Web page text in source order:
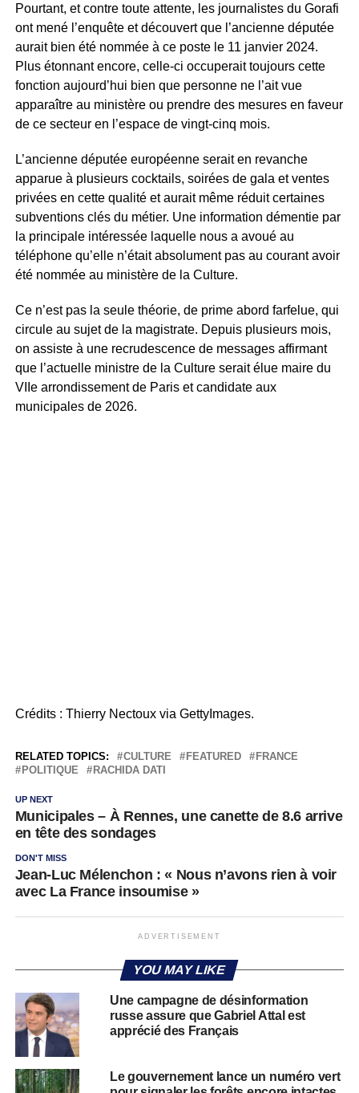
Pourtant, et contre toute attente, les journalistes du Gorafi
ont mené l’enquête et découvert que l’ancienne députée
aurait bien été nommée à ce poste le 11 janvier 2024.
Plus étonnant encore, celle-ci occuperait toujours cette
fonction aujourd’hui bien que personne ne l’ait vue
apparaître au ministère ou prendre des mesures en faveur
de ce secteur en l’espace de vingt-cinq mois.
L’ancienne députée européenne serait en revanche
apparue à plusieurs cocktails, soirées de gala et ventes
privées en cette qualité et aurait même réduit certaines
subventions clés du métier. Une information démentie par
la principale intéressée laquelle nous a avoué au
téléphone qu’elle n’était absolument pas au courant avoir
été nommée au ministère de la Culture.
Ce n’est pas la seule théorie, de prime abord farfelue, qui
circule au sujet de la magistrate. Depuis plusieurs mois,
on assiste à une recrudescence de messages affirmant
que l’actuelle ministre de la Culture serait élue maire du
VIIe arrondissement de Paris et candidate aux
municipales de 2026.
Crédits : Thierry Nectoux via GettyImages.
RELATED TOPICS: CULTURE FEATURED
FRANCE
POLITIQUE
RACHIDA DATI
UP NEXT
Municipales – À Rennes, une canette de 8.6 arrive
en tête des sondages
DON'T MISS
Jean-Luc Mélenchon : « Nous n’avons rien à voir
avec La France insoumise »
ADVERTISEMENT
YOU MAY LIKE
Une campagne de désinformation
russe assure que Gabriel Attal est
apprécié des Français
Le gouvernement lance un numéro vert